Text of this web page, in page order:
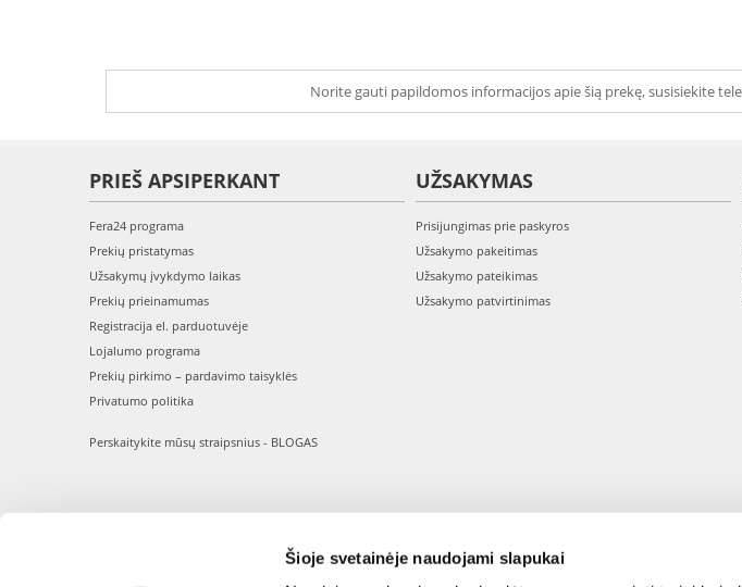
Šioje svetainėje naudojami slapukai
Norite gauti papildomos informacijos apie šią prekę, susisiekite
PRIEŠ APSIPERKANT
Fera24 programa
Prekių pristatymas
Užsakymų įvykdymo laikas
Prekių prieinamumas
Registracija el. parduotuvėje
Lojalumo programa
Prekių pirkimo – pardavimo taisyklės
Privatumo politika
Perskaitykite mūsų straipsnius - BLOGAS
UŽSAKYMAS
Prisijungimas prie paskyros
Užsakymo pakeitimas
Užsakymo pateikimas
Užsakymo patvirtinimas